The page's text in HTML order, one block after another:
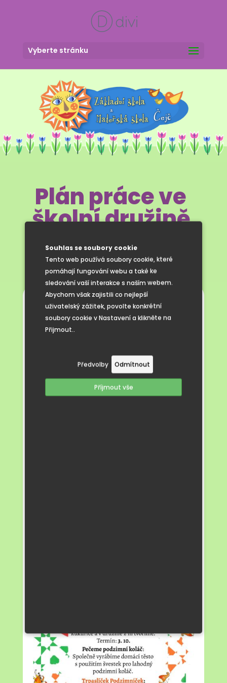
Souhlas se soubory cookie
Tento web používá soubory cookie, které
pomáhají fungování webu a také ke
sledování vaší interakce s naším webem.
Abychom však zajistili co nejlepší
uživatelský zážitek, povolte konkrétní
soubory cookie v Nastavení a klikněte na
Přijmout..
Předvolby Odmítnout
Příjmout vše
Vyberte stránku
Plán práce ve
školní družině
- ŘÍJEN
Pojďte s námi nahlédnout, co nás ve školní
družině čeká v měsíci říjnu.